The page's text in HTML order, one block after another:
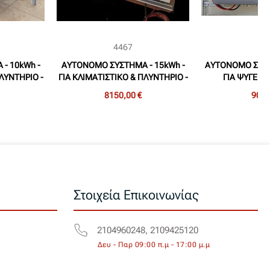
10kWh -
-
4467
ΑΥΤΟΝΟΜΟ ΣΥΣΤΗΜΑ - 15kWh -
ΓΙΑ ΚΛΙΜΑΤΙΣΤΙΚΟ & ΠΛΥΝΤΗΡΙΟ -
8150,00 €
ΑΥΤΟΝΟΜΟ
ΓΙΑ ΨΥΓΕΙΟ
Στοιχεία Επικοινωνίας
2104960248, 2109425120
Δευ - Παρ 09:00 π.μ - 17:00 μ.μ